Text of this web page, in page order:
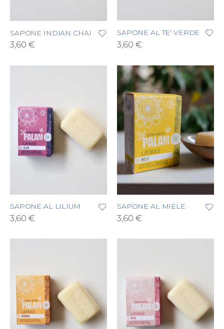
SAPONE INDIAN CHAI
3,60 €
SAPONE AL TE' VERDE
3,60 €
SAPONE AL LILIUM
3,60 €
SAPONE AL MIELE
3,60 €